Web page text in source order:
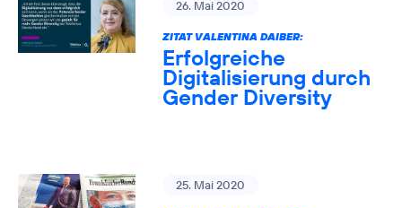
26. Mai 2020
ZITAT VALENTINA DAIBER:
Erfolgreiche
Digitalisierung durch
Gender Diversity
25. Mai 2020